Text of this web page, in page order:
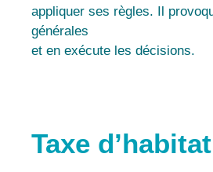
appliquer ses règles. Il
générales
et en exécute les décisions.
Taxe